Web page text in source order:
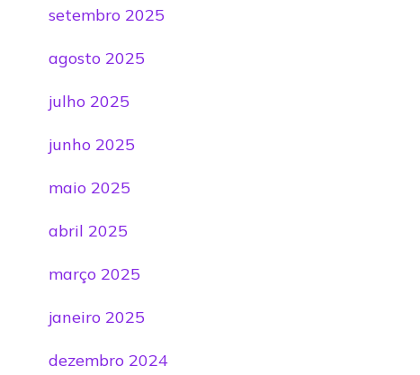
setembro 2025
agosto 2025
julho 2025
junho 2025
maio 2025
abril 2025
março 2025
janeiro 2025
dezembro 2024